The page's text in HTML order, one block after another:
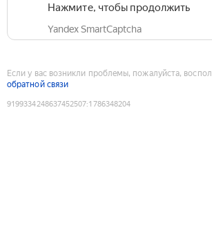
Нажмите, чтобы продолжить
Yandex SmartCaptcha
Если у вас возникли проблемы, пожалуйста,
обратной связи
9199334248637452507:1786348204